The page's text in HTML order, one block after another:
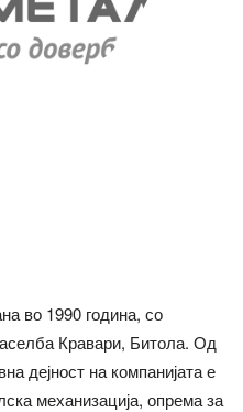
1990 година, со
Кравари, Битола. Од
дејност на компанијата е
механизација, опрема за